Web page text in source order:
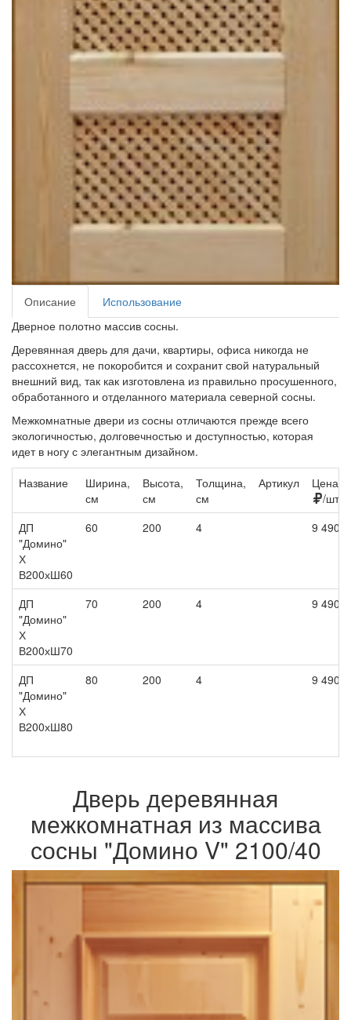
Описание
Использование
Дверное полотно массив сосны.
Деревянная дверь для дачи, квартиры, офиса никогда не
рассохнется, не покоробится и сохранит свой натуральный
внешний вид, так как изготовлена из правильно просушенного,
обработанного и отделанного материала северной сосны.
Межкомнатные двери из сосны отличаются прежде всего
экологичностью, долговечностью и доступностью, которая
идет в ногу с элегантным дизайном.
Название
Ширина,
см
Высота,
см
Толщина,
см
Артикул
Цена,
/шт
ДП
"Домино"
Х
В200хШ60
60 200 4 9 490
ДП
"Домино"
Х
В200хШ70
70 200 4 9 490
ДП
"Домино"
Х
В200хШ80
80 200 4 9 490
Дверь деревянная
межкомнатная из массива
сосны "Домино V" 2100/40